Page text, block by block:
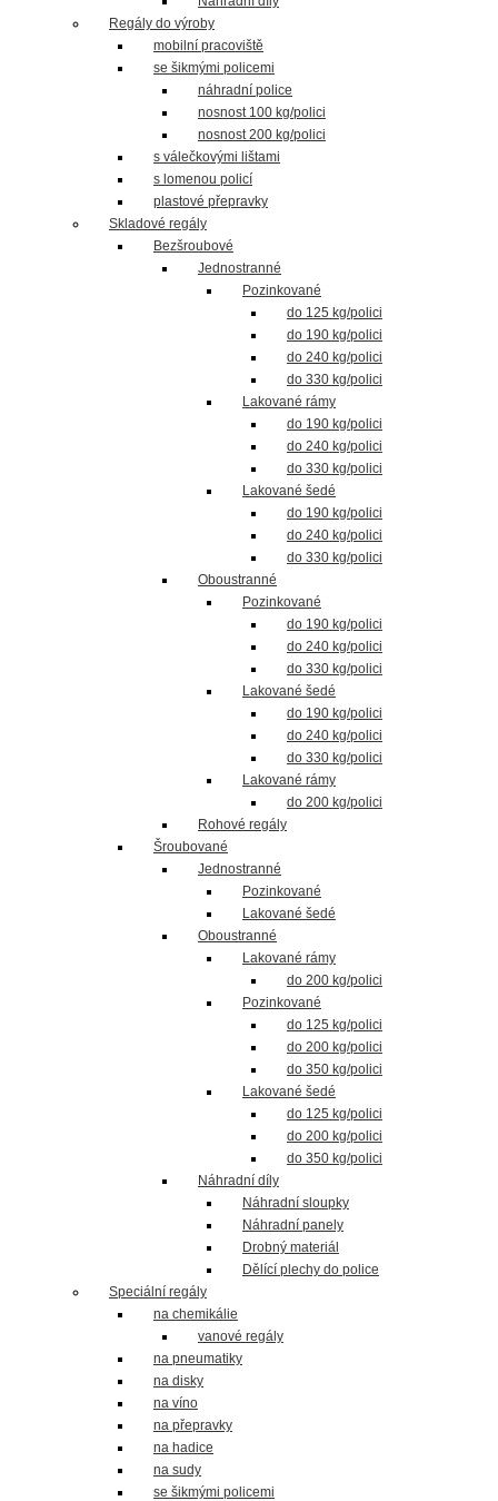
Regály do výroby
mobilní pracoviště
se šikmými policemi
náhradní police
nosnost 100 kg/polici
nosnost 200 kg/polici
s válečkovými lištami
s lomenou policí
plastové přepravky
Skladové regály
Bezšroubové
Jednostranné
Pozinkované
do 125 kg/polici
do 190 kg/polici
do 240 kg/polici
do 330 kg/polici
Lakované rámy
do 190 kg/polici
do 240 kg/polici
do 330 kg/polici
Lakované šedé
do 190 kg/polici
do 240 kg/polici
do 330 kg/polici
Oboustranné
Pozinkované
do 190 kg/polici
do 240 kg/polici
do 330 kg/polici
Lakované šedé
do 190 kg/polici
do 240 kg/polici
do 330 kg/polici
Lakované rámy
do 200 kg/polici
Rohové regály
Šroubované
Jednostranné
Pozinkované
Lakované šedé
Oboustranné
Lakované rámy
do 200 kg/polici
Pozinkované
do 125 kg/polici
do 200 kg/polici
do 350 kg/polici
Lakované šedé
do 125 kg/polici
do 200 kg/polici
do 350 kg/polici
Náhradní díly
Náhradní sloupky
Náhradní panely
Drobný materiál
Dělící plechy do police
Speciální regály
na chemikálie
vanové regály
na pneumatiky
na disky
na víno
na přepravky
na hadice
na sudy
se šikmými policemi